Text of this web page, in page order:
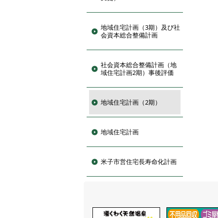
地域住宅計画（3期）及び社
会資本総合整備計画
社会資本総合整備計画（地
域住宅計画2期）事後評価
地域住宅計画（2期）
地域住宅計画
米子市営住宅長寿命化計画